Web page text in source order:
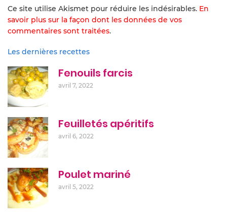
Ce site utilise Akismet pour réduire les indésirables. En
savoir plus sur la façon dont les données de vos
commentaires sont traitées.
Les dernières recettes
Fenouils farcis
avril 7, 2022
Feuilletés apéritifs
avril 6, 2022
Poulet mariné
avril 5, 2022